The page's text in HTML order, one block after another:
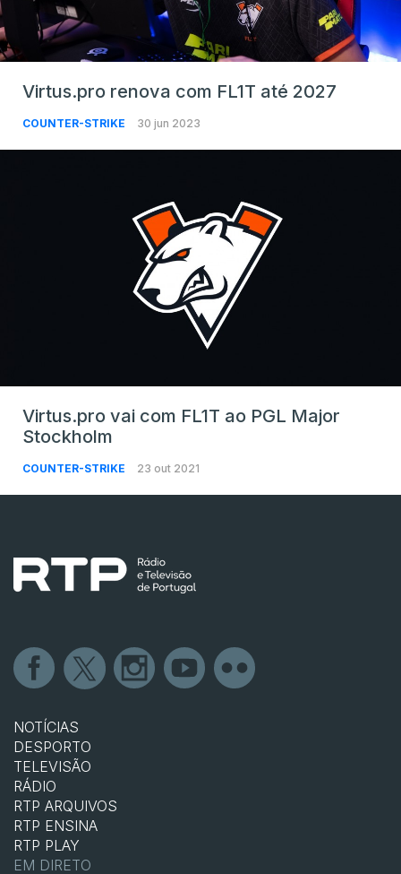
Virtus.pro renova com FL1T até 2027
COUNTER-STRIKE 30 jun 2023
Virtus.pro vai com FL1T ao PGL Major
Stockholm
COUNTER-STRIKE 23 out 2021
NOTÍCIAS
DESPORTO
TELEVISÃO
RÁDIO
RTP ARQUIVOS
RTP ENSINA
RTP PLAY
EM DIRETO